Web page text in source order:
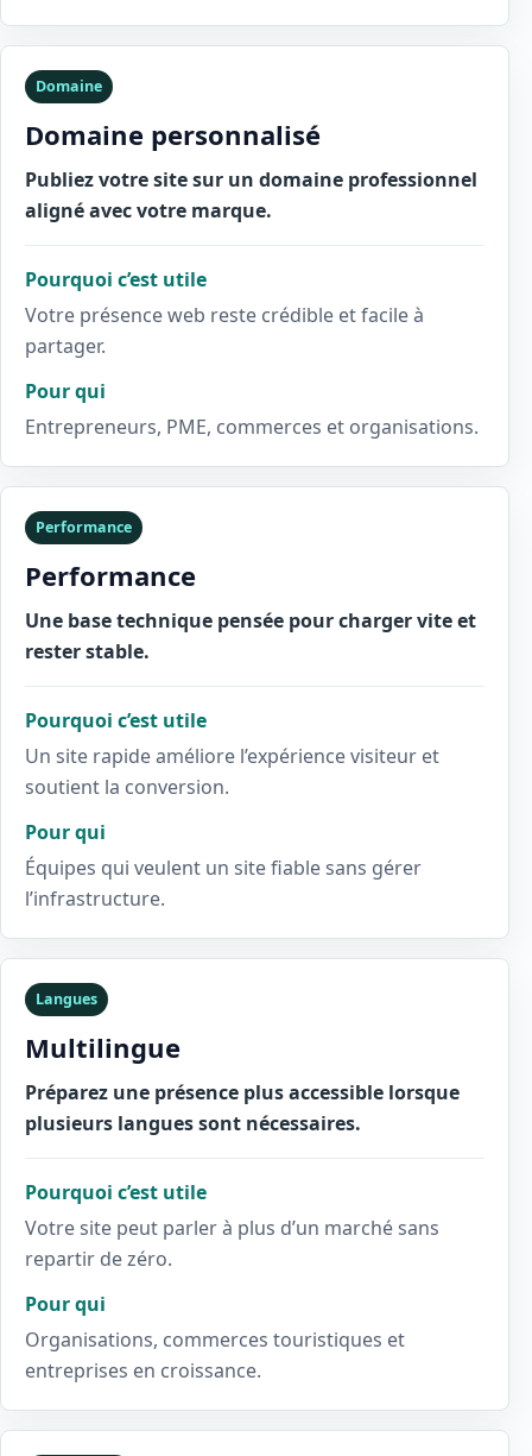
Domaine
Domaine personnalisé
Publiez votre site sur un domaine professionnel
aligné avec votre marque.
Pourquoi c’est utile
Votre présence web reste crédible et facile à
partager.
Pour qui
Entrepreneurs, PME, commerces et organisations.
Performance
Performance
Une base technique pensée pour charger vite et
rester stable.
Pourquoi c’est utile
Un site rapide améliore l’expérience visiteur et
soutient la conversion.
Pour qui
Équipes qui veulent un site fiable sans gérer
l’infrastructure.
Langues
Multilingue
Préparez une présence plus accessible lorsque
plusieurs langues sont nécessaires.
Pourquoi c’est utile
Votre site peut parler à plus d’un marché sans
repartir de zéro.
Pour qui
Organisations, commerces touristiques et
entreprises en croissance.